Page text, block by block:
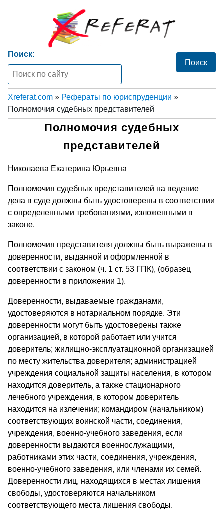
Поиск:
Xreferat.com » Рефераты по юриспруденции »
Полномочия судебных представителей
Полномочия судебных
представителей
Николаева Екатерина Юрьевна
Полномочия судебных представителей на ведение
дела в суде должны быть удостоверены в соответствии
с определенными требованиями, изложенными в
законе.
Полномочия представителя должны быть выражены в
доверенности, выданной и оформленной в
соответствии с законом (ч. 1 ст. 53 ГПК), (образец
доверенности в приложении 1).
Доверенности, выдаваемые гражданами,
удостоверяются в нотариальном порядке. Эти
доверенности могут быть удостоверены также
организацией, в которой работает или учится
доверитель; жилищно-эксплуатационной организацией
по месту жительства доверителя; администрацией
учреждения социальной защиты населения, в котором
находится доверитель, а также стационарного
лечебного учреждения, в котором доверитель
находится на излечении; командиром (начальником)
соответствующих воинской части, соединения,
учреждения, военно-учебного заведения, если
доверенности выдаются военнослужащими,
работниками этих части, соединения, учреждения,
военно-учебного заведения, или членами их семей.
Доверенности лиц, находящихся в местах лишения
свободы, удостоверяются начальником
соответствующего места лишения свободы.